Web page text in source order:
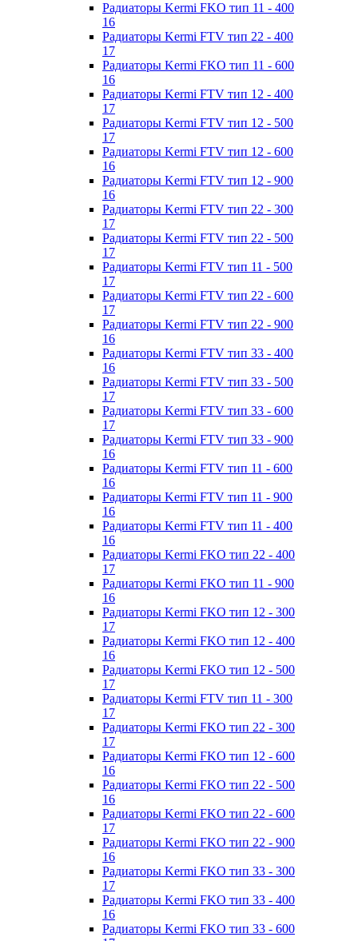
Радиаторы Kermi FKO тип 11 - 400
16
Радиаторы Kermi FTV тип 22 - 400
17
Радиаторы Kermi FKO тип 11 - 600
16
Радиаторы Kermi FTV тип 12 - 400
17
Радиаторы Kermi FTV тип 12 - 500
17
Радиаторы Kermi FTV тип 12 - 600
16
Радиаторы Kermi FTV тип 12 - 900
16
Радиаторы Kermi FTV тип 22 - 300
17
Радиаторы Kermi FTV тип 22 - 500
17
Радиаторы Kermi FTV тип 11 - 500
17
Радиаторы Kermi FTV тип 22 - 600
17
Радиаторы Kermi FTV тип 22 - 900
16
Радиаторы Kermi FTV тип 33 - 400
16
Радиаторы Kermi FTV тип 33 - 500
17
Радиаторы Kermi FTV тип 33 - 600
17
Радиаторы Kermi FTV тип 33 - 900
16
Радиаторы Kermi FTV тип 11 - 600
16
Радиаторы Kermi FTV тип 11 - 900
16
Радиаторы Kermi FTV тип 11 - 400
16
Радиаторы Kermi FKO тип 22 - 400
17
Радиаторы Kermi FKO тип 11 - 900
16
Радиаторы Kermi FKO тип 12 - 300
17
Радиаторы Kermi FKO тип 12 - 400
16
Радиаторы Kermi FKO тип 12 - 500
17
Радиаторы Kermi FTV тип 11 - 300
17
Радиаторы Kermi FKO тип 22 - 300
17
Радиаторы Kermi FKO тип 12 - 600
16
Радиаторы Kermi FKO тип 22 - 500
16
Радиаторы Kermi FKO тип 22 - 600
17
Радиаторы Kermi FKO тип 22 - 900
16
Радиаторы Kermi FKO тип 33 - 300
17
Радиаторы Kermi FKO тип 33 - 400
16
Радиаторы Kermi FKO тип 33 - 600